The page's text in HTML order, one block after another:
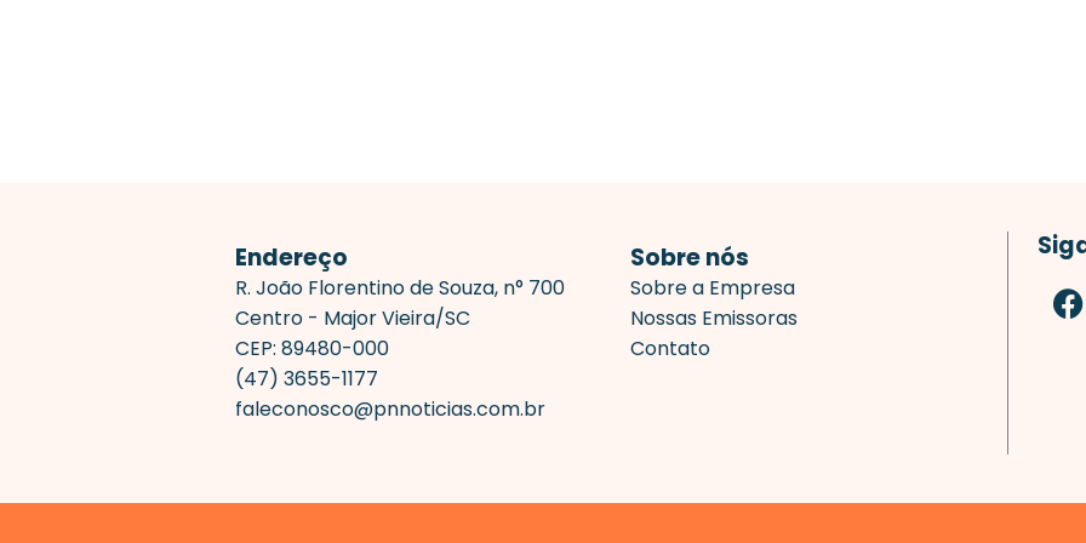
Endereço
R. João Florentino de Souza, n° 700
Centro - Major Vieira/SC
CEP: 89480-000
(47) 3655-1177
faleconosco@pnnoticias.com.br
Sobre nós
Sobre a Empresa
Nossas Emissoras
Contato
a